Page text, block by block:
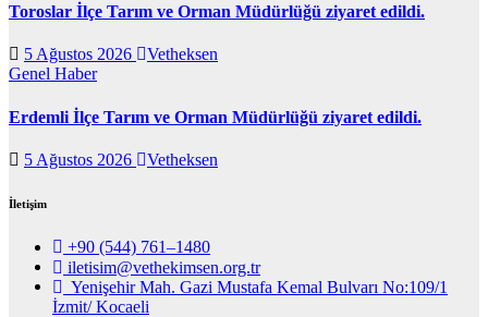
Toroslar İlçe Tarım ve Orman Müdürlüğü ziyaret edildi.
5 Ağustos 2026
Vetheksen
Genel Haber
Erdemli İlçe Tarım ve Orman Müdürlüğü ziyaret edildi.
5 Ağustos 2026 Vetheksen
İletişim
+90 (544) 761–1480
iletisim@vethekimsen.org.tr
Yenişehir Mah. Gazi Mustafa Kemal Bulvarı No:109/1
İzmit/ Kocaeli